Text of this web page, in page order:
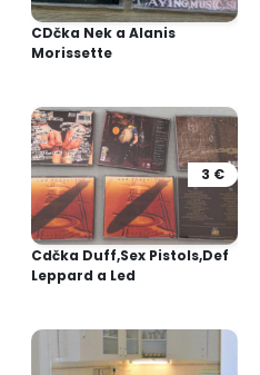
CDčka Nek a Alanis
Morissette
3 €
Cdčka Duff,Sex Pistols,Def
Leppard a Led